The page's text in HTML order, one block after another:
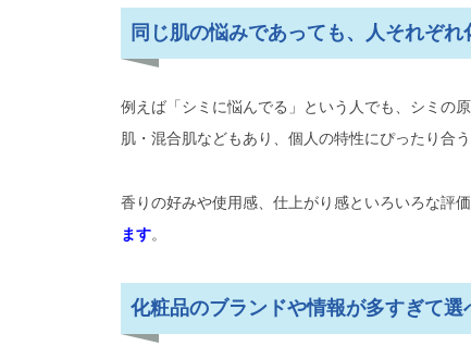
1989年に誕生、ポーラ化
クス）」
パーソナライズビューティケ
ェンロックミー）」
同じ肌の悩みであっても、人それぞ
例えば「シミに悩んでる」という人でも、シミの
肌・混合肌などもあり、個人の特性にぴったり合
香りの好みや使用感、仕上がり感といろいろな評価
ます。
化粧品のブランドや情報が多すぎて選